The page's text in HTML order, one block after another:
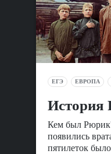
ЕГЭ ЕВРОПА
История
Кем был
появились
пятилеток